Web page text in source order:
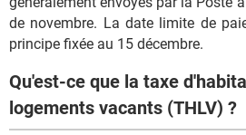
de novembre. La date limite de
principe fixée au 15 décembre.
Qu'est-ce que la taxe
logements vacants (THLV) ?